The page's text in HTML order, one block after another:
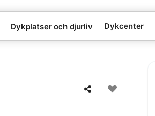
Dykplatser och djurliv Dykcenter